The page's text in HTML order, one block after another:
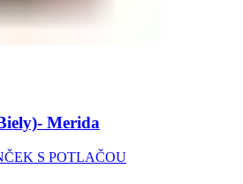
Merida
S POTLAČOU